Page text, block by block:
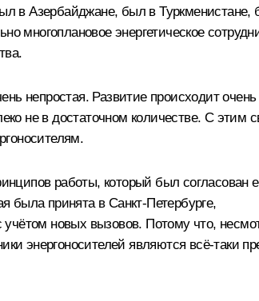
в Азербайджане, был в Туркменистане,
многоплановое энергетическое
непростая. Развитие происходит
не в достаточном количестве. С этим
работы, который был согласован
была принята в Санкт-Петербурге,
новых вызовов. Потому что,
энергоносителей являются всё‑таки